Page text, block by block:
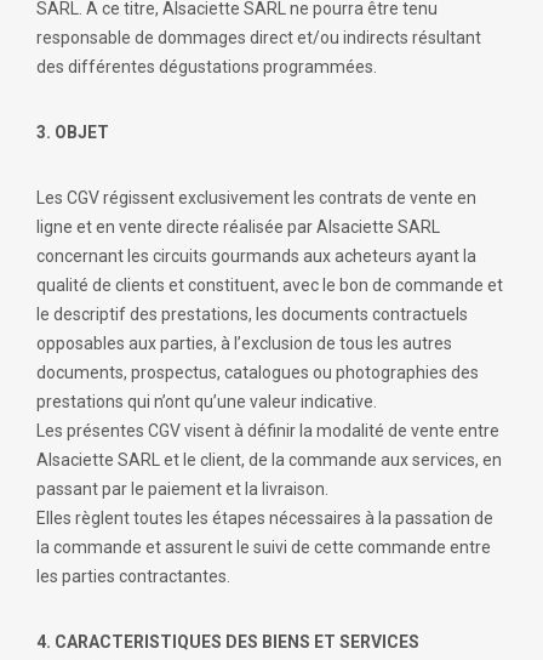
SARL. A ce titre, Alsaciette SARL ne pourra être tenu
responsable de dommages direct et/ou indirects résultant
des différentes dégustations programmées.
3. OBJET
Les CGV régissent exclusivement les contrats de vente en
ligne et en vente directe réalisée par Alsaciette SARL
concernant les circuits gourmands aux acheteurs ayant la
qualité de clients et constituent, avec le bon de commande et
le descriptif des prestations, les documents contractuels
opposables aux parties, à l’exclusion de tous les autres
documents, prospectus, catalogues ou photographies des
prestations qui n’ont qu’une valeur indicative.
Les présentes CGV visent à définir la modalité de vente entre
Alsaciette SARL et le client, de la commande aux services, en
passant par le paiement et la livraison.
Elles règlent toutes les étapes nécessaires à la passation de
la commande et assurent le suivi de cette commande entre
les parties contractantes.
4. CARACTERISTIQUES DES BIENS ET SERVICES